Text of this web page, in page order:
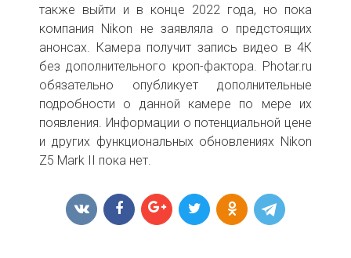
также выйти и в конце 2022 года, но пока
компания Nikon не заявляла о предстоящих
анонсах. Камера получит запись видео в 4К
без дополнительного кроп-фактора. Photar.ru
обязательно опубликует дополнительные
подробности о данной камере по мере их
появления. Информации о потенциальной цене
и других функциональных обновлениях Nikon
Z5 Mark II пока нет.